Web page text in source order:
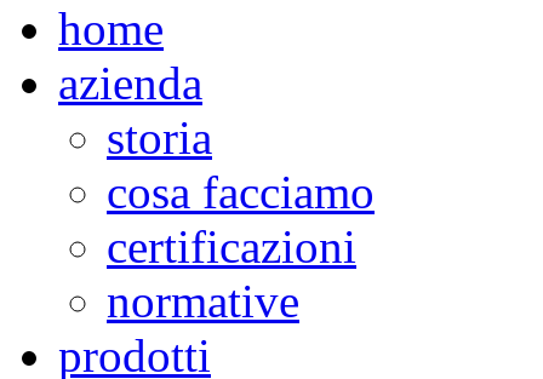
home
azienda
storia
cosa facciamo
certificazioni
normative
prodotti